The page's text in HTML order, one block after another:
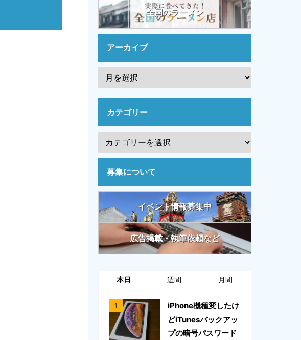
全国のラーメン
アーカイブ
カテゴリー
募集について
イベント情報募集中
広告掲載・執筆依頼など
本日 週間 月間
iPhone機種変したけ
どiTunesバックアッ
プの暗号パスワード